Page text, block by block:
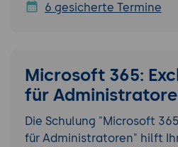
6 gesicherte Termine
Microsoft 365:
für
Die Schulung "Microsoft
für Administratoren" hilft